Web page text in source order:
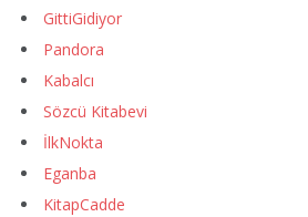
GittiGidiyor
Pandora
Kabalcı
Sözcü Kitabevi
İlkNokta
Eganba
KitapCadde